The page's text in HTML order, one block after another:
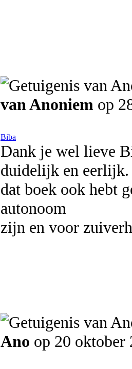
van Anoniem op
Biba
Dank je wel lieve
duidelijk en
dat boek ook hebt
autonoom
zijn en voor
Ano op 20 oktober